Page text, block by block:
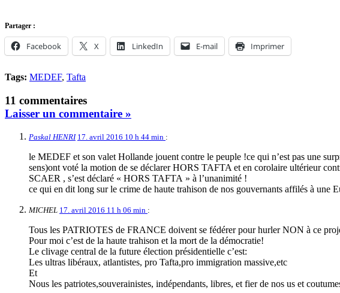
Partager :
Facebook X LinkedIn E-mail Imprimer
Tags: MEDEF, Tafta
11 commentaires
Laisser un commentaire »
Paskal HENRI 17. avril 2016 10 h 44 min :
le MEDEF et son valet Hollande jouent contre le peuple !ce qui n’est pas une
sens)ont voté la motion de se déclarer HORS TAFTA et en corolaire ultérieur
SCAER , s’est déclaré « HORS TAFTA » à l’unanimité !
ce qui en dit long sur le crime de haute trahison de nos gouvernants affilés à une
MICHEL 17. avril 2016 11 h 06 min :
Tous les PATRIOTES de FRANCE doivent se fédérer pour hurler NON à ce
Pour moi c’est de la haute trahison et la mort de la démocratie!
Le clivage central de la future élection présidentielle c’est:
Les ultras libéraux, atlantistes, pro Tafta,pro immigration massive,etc
Et
Nous les patriotes,souverainistes, indépendants, libres, et fier de nos us et